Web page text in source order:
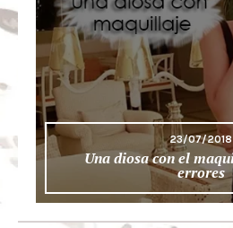
23/07/2018
Una diosa con el
errores